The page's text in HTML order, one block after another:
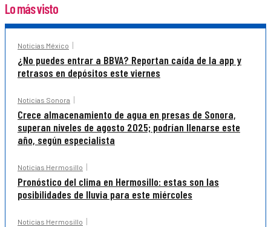
Lo más visto
Noticias México
¿No puedes entrar a BBVA? Reportan caída de la app y
retrasos en depósitos este viernes
Noticias Sonora
Crece almacenamiento de agua en presas de Sonora,
superan niveles de agosto 2025; podrían llenarse este
año, según especialista
Noticias Hermosillo
Pronóstico del clima en Hermosillo: estas son las
posibilidades de lluvia para este miércoles
Noticias Hermosillo